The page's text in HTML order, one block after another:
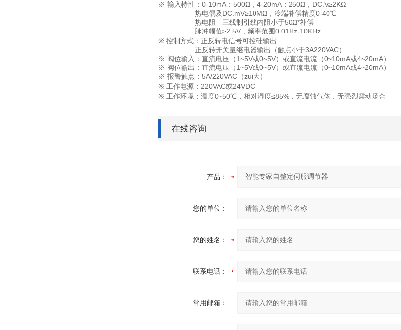
※ 输入特性：0-10mA：500Ω，4-20mA；250Ω，DC.V≥2KΩ
热电偶及DC.mV≥10MΩ，冷端补偿精度0-40℃
热电阻：三线制引线内阻小于50Ω*补偿
脉冲幅值≥2.5V，频率范围0.01Hz-10KHz
※ 控制方式：正反转电信号可控硅输出
正反转开关量继电器输出（触点小于3A220VAC）
※ 阀位输入：直流电压（1~5V或0~5V）或直流电流（0~10mA或4~20mA）
※ 阀位输出：直流电压（1~5V或0~5V）或直流电流（0~10mA或4~20mA）
※ 报警触点：5A/220VAC（zui大）
※ 工作电源：220VAC或24VDC
※ 工作环境：温度0~50℃，相对湿度≤85%，无腐蚀气体，无强烈震动场合
在线咨询
产品：
您的单位：
您的姓名：
联系电话：
常用邮箱：